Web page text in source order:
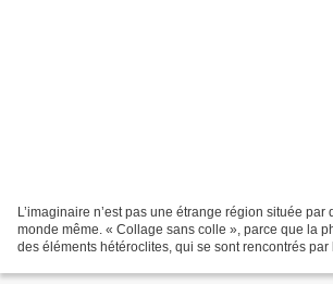
L’imaginaire n’est pas une étrange région située par
monde même. « Collage sans colle », parce que la
des éléments hétéroclites, qui se sont rencontrés par